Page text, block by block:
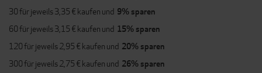
30 für jeweils3,35 € kaufen und 9% sparen
60 für jeweils3,15 € kaufen und 15% sparen
120 für jeweils 2,95 € kaufen und 20% sparen
300 für jeweils 2,75 € kaufen und 26% sparen